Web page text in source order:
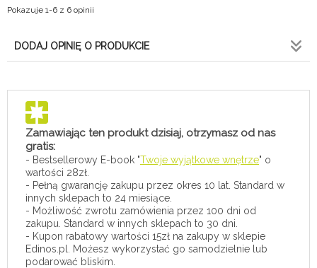
Pokazuje 1-6 z 6 opinii
DODAJ OPINIĘ O PRODUKCIE
Zamawiając ten produkt dzisiaj, otrzymasz od nas
gratis:
- Bestsellerowy E-book "Twoje wyjątkowe wnętrze" o
wartości 28zł.
- Pełną gwarancję zakupu przez okres 10 lat. Standard w
innych sklepach to 24 miesiące.
- Możliwość zwrotu zamówienia przez 100 dni od
zakupu. Standard w innych sklepach to 30 dni.
- Kupon rabatowy wartości 15zł na zakupy w sklepie
Edinos.pl. Możesz wykorzystać go samodzielnie lub
podarować bliskim.